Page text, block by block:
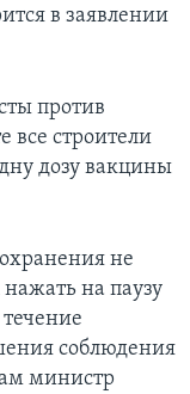
в заявлении
против
все строители
дозу вакцины
не
на паузу
соблюдения
министр